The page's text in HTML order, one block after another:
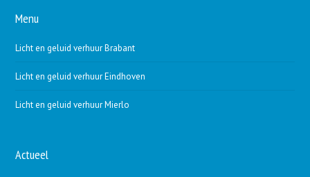
Menu
Licht en geluid verhuur Brabant
Licht en geluid verhuur Eindhoven
Licht en geluid verhuur Mierlo
Actueel